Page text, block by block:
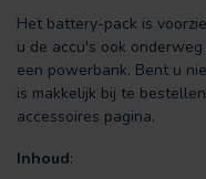
Het battery-pack is
u de accu's ook
een powerbank. Bent u
is makkelijk bij te
accessoires pagina.
Inhoud: